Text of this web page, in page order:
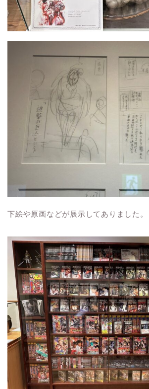
下絵や原画などが展示してありました。